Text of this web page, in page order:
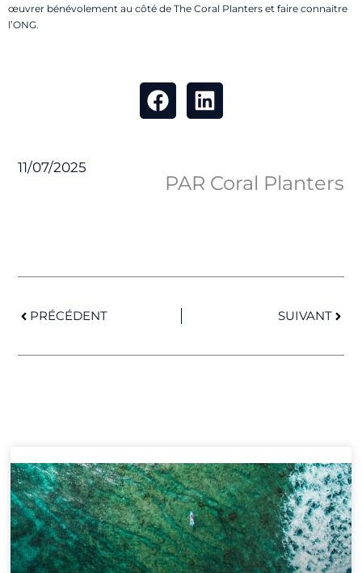
œuvrer bénévolement au côté de The Coral Planters et faire connaitre
l’ONG.
11/07/2025
PAR Coral Planters
PRÉCÉDENT SUIVANT